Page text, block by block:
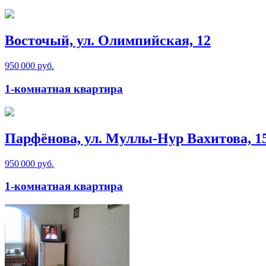
Восточый, ул. Олимпийская, 12
950 000 руб.
1-комнатная квартира
Парфёнова, ул. Муллы-Нур Вахитова,
950 000 руб.
1-комнатная квартира